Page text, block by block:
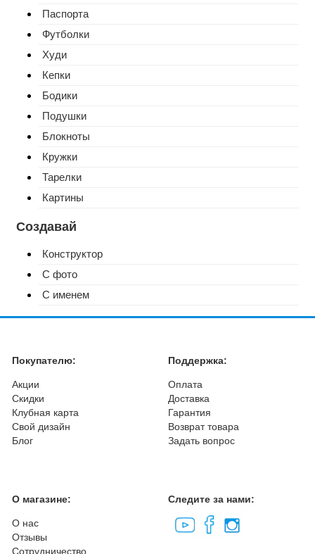
Паспорта
Футболки
Худи
Кепки
Бодики
Подушки
Блокноты
Кружки
Тарелки
Картины
Создавай
Конструктор
С фото
С именем
Покупателю:
Акции
Скидки
Клубная карта
Свой дизайн
Блог
Поддержка:
Оплата
Доставка
Гарантия
Возврат товара
Задать вопрос
О магазине:
О нас
Отзывы
Сотрудничество
Следите за нами: